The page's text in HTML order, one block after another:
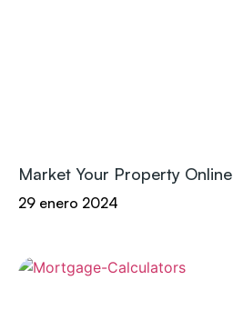
Market Your Property Online
29 enero 2024